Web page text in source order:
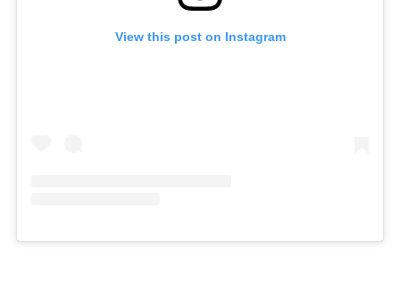
View this post on Instagram